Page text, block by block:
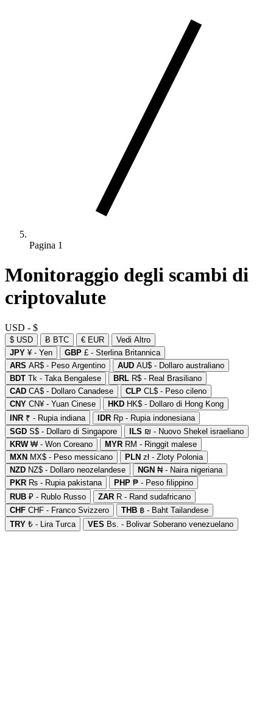
Pagina 1
Monitoraggio degli scambi di
criptovalute
USD - $
$ USD Ƀ BTC € EUR
Vedi Altro
JPY ¥ - Yen GBP £ - Sterlina Britannica
ARS AR$ - Peso Argentino AUD AU$ - Dollaro australiano
BDT Tk - Taka Bengalese BRL R$ - Real Brasiliano
CAD CA$ - Dollaro Canadese CLP CL$ - Peso cileno
CNY CN¥ - Yuan Cinese HKD HK$ - Dollaro di Hong Kong
INR ₹ - Rupia indiana IDR Rp - Rupia indonesiana
SGD S$ - Dollaro di Singapore ILS ₪ - Nuovo Shekel israeliano
KRW₩ - Won Coreano MYR RM - Ringgit malese
MXN MX$ - Peso messicano PLN zł - Zloty Polonia
NZD NZ$ - Dollaro neozelandese NGN ₦ - Naira nigeriana
PKR ₨ - Rupia pakistana PHP ₱ - Peso filippino
RUB ₽ - Rublo Russo ZAR R - Rand sudafricano
CHF CHF - Franco Svizzero THB ฿ - Baht Tailandese
TRY ₺ - Lira Turca VES Bs. - Bolivar Soberano venezuelano